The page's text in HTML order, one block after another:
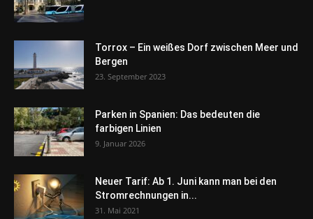
Torrox – Ein weißes Dorf zwischen Meer und
Bergen
23. September 2023
Parken in Spanien: Das bedeuten die
farbigen Linien
9. Januar 2026
Neuer Tarif: Ab 1. Juni kann man bei den
Stromrechnungen in...
31. Mai 2021